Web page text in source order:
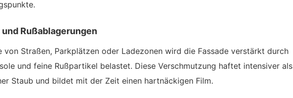
und Rußablagerungen
von Straßen, Parkplätzen oder Ladezonen wird die Fassade verstärkt durch
und feine Rußpartikel belastet. Diese Verschmutzung haftet intensiver als
Staub und bildet mit der Zeit einen hartnäckigen Film.